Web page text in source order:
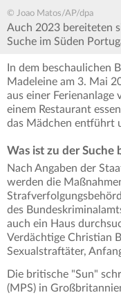
© Joao Matos/AP/dpa
Auch 2023 bereiteten
Suche im Süden
In dem beschaulichen
Madeleine am 3. Mai
aus einer
einem Restaurant
das Mädchen entführt
Was ist zu der Suche
Nach Angaben der
werden die
des
auch ein Haus
Verdächtige Christian
Sexualstraftäter,
Die britische "Sun"
(MPS) in